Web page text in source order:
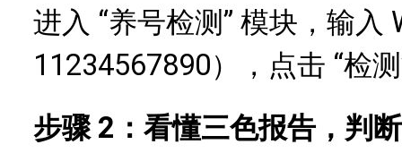
进入 “养号检测” 模块，输入
11234567890），点击 “检
步骤 2：看懂三色报告，判